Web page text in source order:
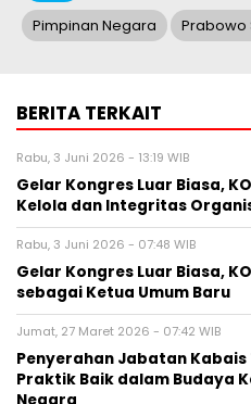
Pimpinan Negara Prabowo
BERITA TERKAIT
Rabu, 3 Juni 2026 - 13:19 WIB
Gelar Kongres Luar Biasa,
Kelola dan Integritas
Rabu, 3 Juni 2026 - 07:48 WIB
Gelar Kongres Luar Biasa,
sebagai Ketua Umum Baru
Jumat, 27 Maret 2026 - 07:42 WIB
Penyerahan Jabatan Kabais
Praktik Baik dalam Budaya